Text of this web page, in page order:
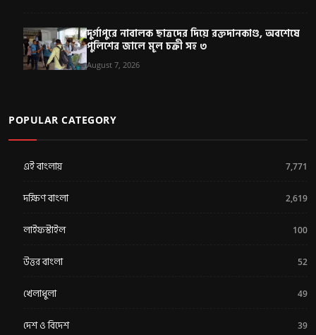
দুর্গাপুরে নাবালক ছাত্রদের দিয়ে রক্তদানকাণ্ড, অবশেষে
পুলিশের জালে মূল চক্রী সহ ৩
August 7, 2026
POPULAR CATEGORY
এই বাংলায় 7,771
দক্ষিণ বাংলা 2,619
লাইফস্টাইল 100
উত্তর বাংলা 52
খেলাধুলা 49
দেশ ও বিদেশ 39